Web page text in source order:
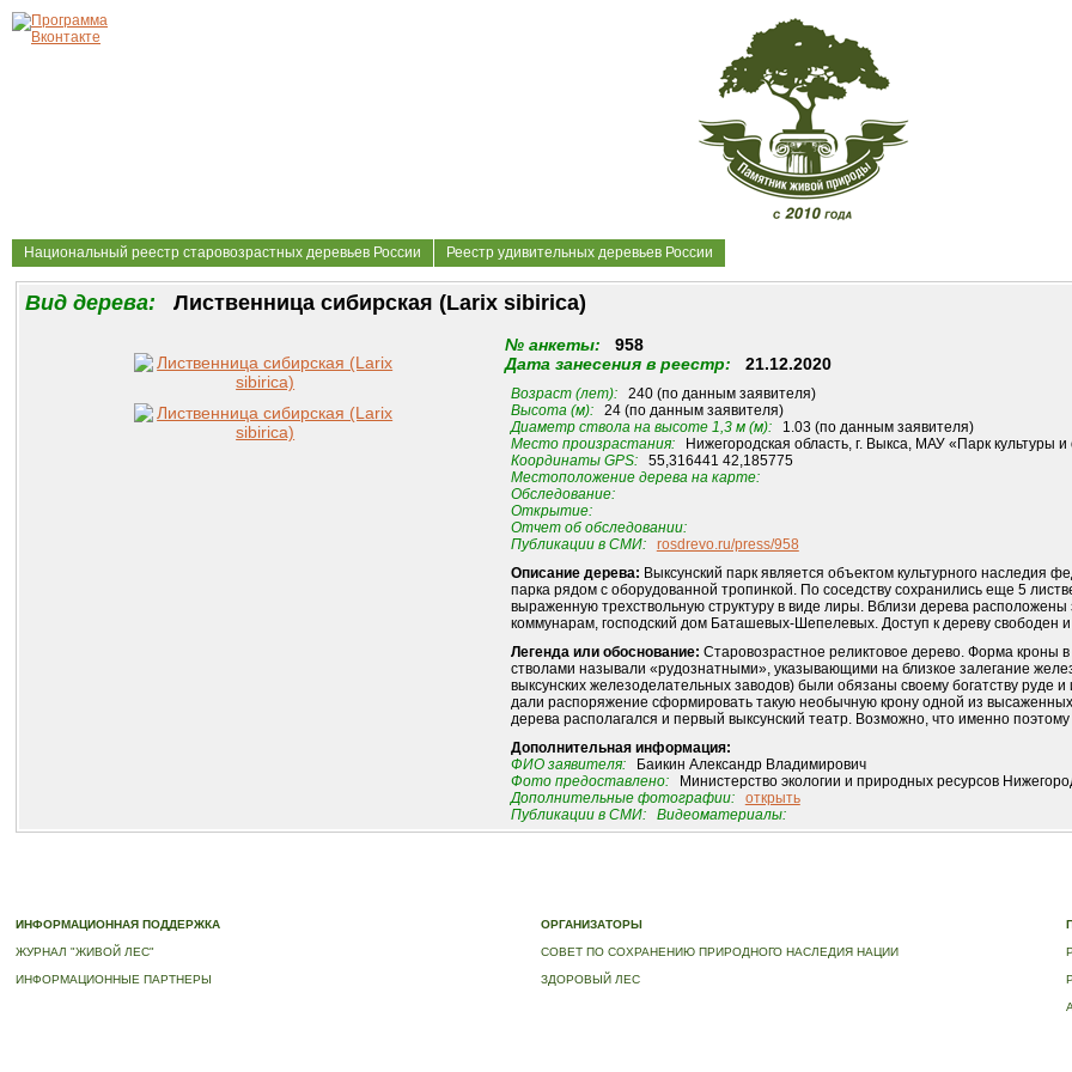
Национальный реестр старовозрастных деревьев России Реестр удивительных деревьев России
Вид дерева: Лиственница сибирская (Larix sibirica)
№ анкеты: 958
Дата занесения в реестр: 21.12.2020
Возраст (лет):240 (по данным заявителя)
Высота (м):24 (по данным заявителя)
Диаметр ствола на высоте 1,3 м (м):1.03 (по данным заявителя)
Место произрастания:Нижегородская область, г. Выкса, МАУ «Парк культуры и
Координаты GPS:55,316441 42,185775
Местоположение дерева на карте:
Обследование:
Открытие:
Отчет об обследовании:
Публикации в СМИ:
rosdrevo.ru/press/958
Описание дерева: Выксунский парк является объектом культурного наследия
парка рядом с оборудованной тропинкой. По соседству сохранились еще 5
выраженную трехствольную структуру в виде лиры. Вблизи дерева
коммунарам, господский дом Баташевых-Шепелевых. Доступ к дереву свободен
Легенда или обоснование: Старовозрастное реликтовое дерево. Форма кроны
стволами называли «рудознатными», указывающими на близкое залегание
выксунских железоделательных заводов) были обязаны своему богатству руде
дали распоряжение сформировать такую необычную крону одной из
дерева располагался и первый выксунский театр. Возможно, что именно
Дополнительная информация:
ФИО заявителя:Баикин Александр Владимирович
Фото предоставлено:Министерство экологии и природных ресурсов
Дополнительные фотографии:
открыть
Публикации в СМИ:
Видеоматериалы:
ИНФОРМАЦИОННАЯ ПОДДЕРЖКА
ЖУРНАЛ "ЖИВОЙ ЛЕС"
ИНФОРМАЦИОННЫЕ ПАРТНЕРЫ
ОРГАНИЗАТОРЫ
СОВЕТ ПО СОХРАНЕНИЮ ПРИРОДНОГО НАСЛЕДИЯ НАЦИИ
ЗДОРОВЫЙ ЛЕС